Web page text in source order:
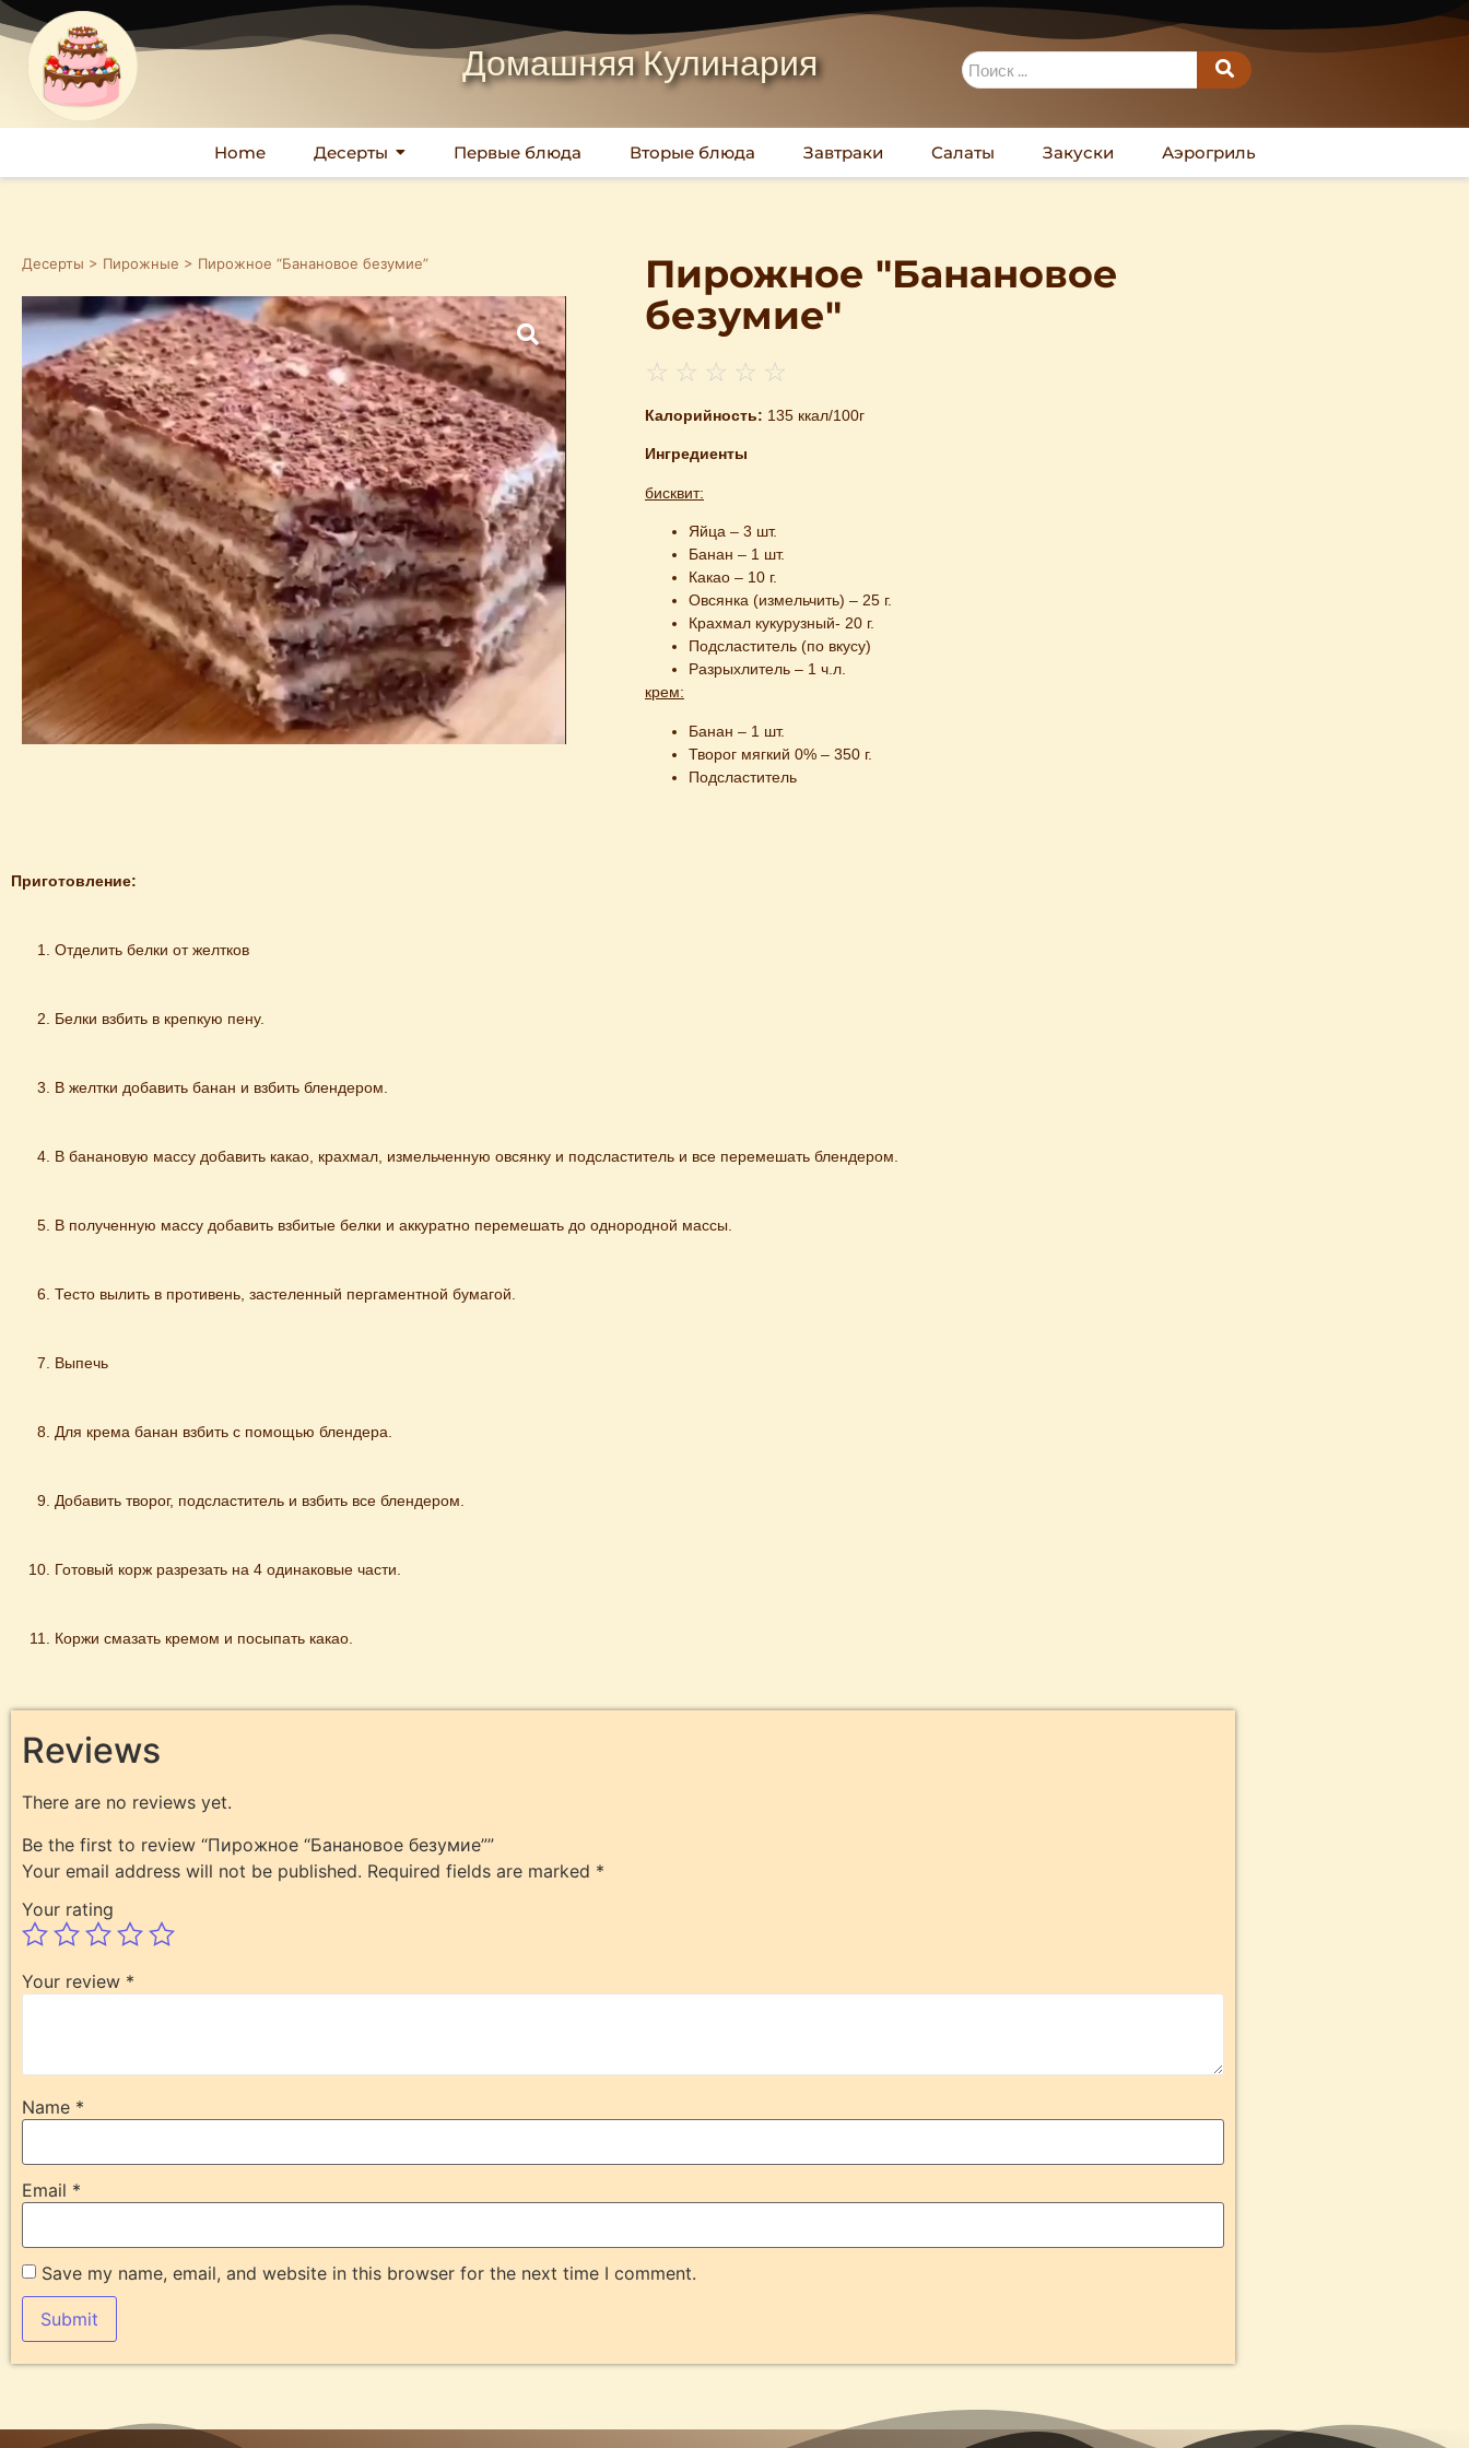
Домашняя Кулинария
Home Десерты Первые блюда Вторые блюда Завтраки Салаты Закуски Аэрогриль
Десерты > Пирожные > Пирожное “Банановое безумие”
Пирожное "Банановое
безумие"
☆ ☆ ☆ ☆ ☆
Калорийность: 135 ккал/100г
Ингредиенты
бисквит:
Яйца – 3 шт.
Банан – 1 шт.
Какао – 10 г.
Овсянка (измельчить) – 25 г.
Крахмал кукурузный- 20 г.
Подсластитель (по вкусу)
Разрыхлитель – 1 ч.л.
крем:
Банан – 1 шт.
Творог мягкий 0% – 350 г.
Подсластитель
Приготовление:
Отделить белки от желтков
Белки взбить в крепкую пену.
В желтки добавить банан и взбить блендером.
В банановую массу добавить какао, крахмал, измельченную овсянку и подсластитель и все перемешать блендером.
В полученную массу добавить взбитые белки и аккуратно перемешать до однородной массы.
Тесто вылить в противень, застеленный пергаментной бумагой.
Выпечь
Для крема банан взбить с помощью блендера.
Добавить творог, подсластитель и взбить все блендером.
Готовый корж разрезать на 4 одинаковые части.
Коржи смазать кремом и посыпать какао.
Reviews
There are no reviews yet.
Be the first to review “Пирожное “Банановое безумие””
Your email address will not be published. Required fields are marked *
Your rating
Your review *
Name *
Email *
Save my name, email, and website in this browser for the next time I comment.